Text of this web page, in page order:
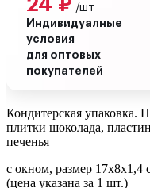
24 ₽ /шт
Индивидуалные
условия
для оптовых
покупателей
Кондитерская упаковка.
плитки шоколада,
печенья
с окном, размер 17х8х1,4
(цена указана за 1 шт.)